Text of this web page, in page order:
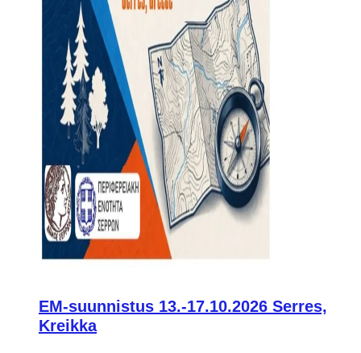
EM-suunnistus 13.-17.10.2026 Serres,
Kreikka